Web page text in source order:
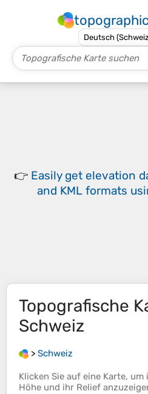
👉 Easily get elevation
and KML formats
Topografische
Schweiz
> Schweiz
Klicken Sie auf eine Karte, um
Höhe und ihr Relief